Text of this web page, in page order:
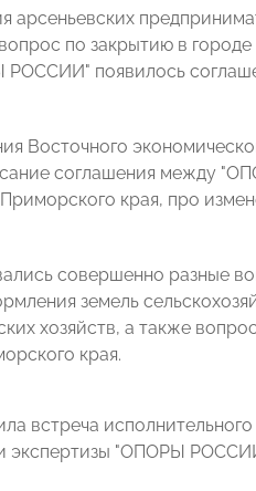
арсеньевских
по закрытию в городе
появилось
Восточного
соглашения между
края, про
совершенно разные
земель
хозяйств, а также
края.
встреча
экспертизы "ОПОРЫ